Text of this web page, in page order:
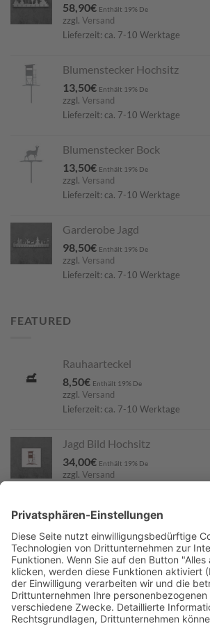
58,90€ Enthält 19% De
zzgl. Versand
Lieferzeit: ca. 7-10 Werktage
Blumenstecker Hochsitz
13,50€ Enthält 19% De
zzgl. Versand
Lieferzeit: ca. 7-10 Werktage
Blumenstecker Bock
13,50€ Enthält 19% De
zzgl. Versand
Lieferzeit: ca. 7-10 Werktage
Garderobe Jagd
98,50€ Enthält 19% De
zzgl. Versand
Lieferzeit: ca. 7-10 Werktage
FEATURED
Rauhaarteckel
8,50€ Enthält 19% De
zzgl. Versand
Lieferzeit: ca. 7-10 Werktage
Jagd Bild Hochsitz
34,00€ Enthält 19% De
zzgl. Versand
Hundeschild Labrador Retriever
74,90 € Enthält 19% De
zzgl.Versand
Lieferzeit: nicht angegeben
Gartenstecker BGS
64,50€ Enthält 19% De